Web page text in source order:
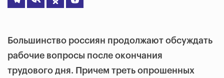
Большинство россиян продолжают обсуждать
рабочие вопросы после окончания
трудового дня. Причем треть опрошенных